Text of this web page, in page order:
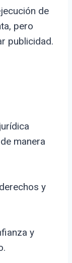
de
pero
publicidad.
manera
y
y